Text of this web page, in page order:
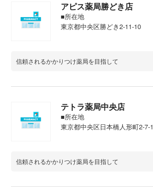
アピス薬局勝どき店
■所在地
東京都中央区勝どき2-11-10
信頼されるかかりつけ薬局を目指して
テトラ薬局中央店
■所在地
東京都中央区日本橋人形町2-7-
信頼されるかかりつけ薬局を目指して